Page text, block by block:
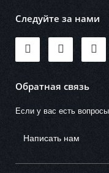
Следуйте за нами
Обратная связь
Если у вас есть
Написать нам